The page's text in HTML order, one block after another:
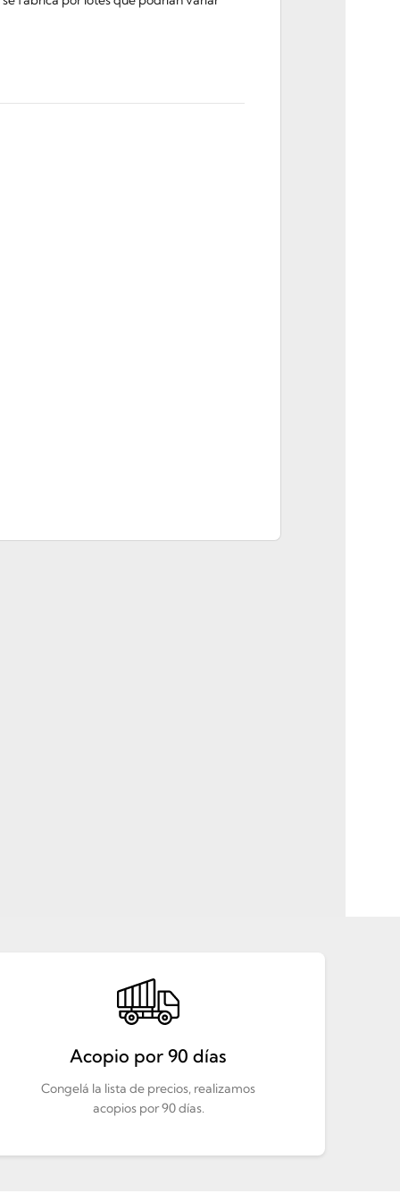
Acopio por 90 días
Congelá la lista de precios, realizamos
acopios por 90 días.